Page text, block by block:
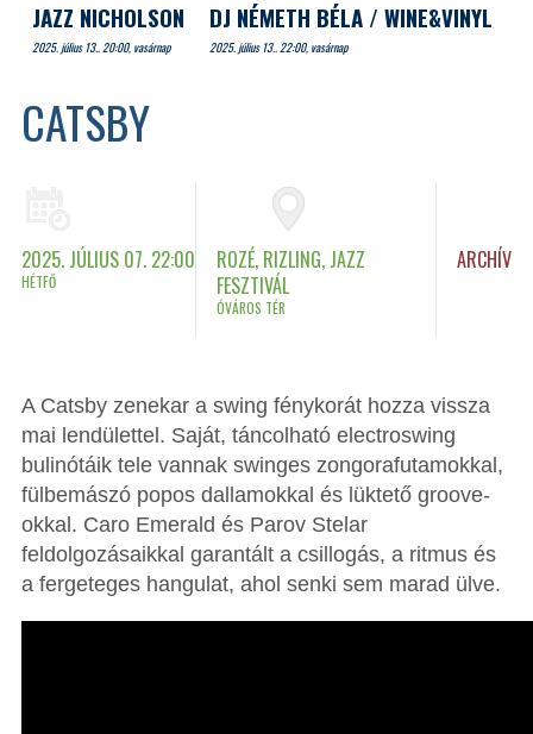
CATSBY
2025. JÚLIUS 07. 22:00
HÉTFŐ
ROZÉ, RIZLING, JAZZ
FESZTIVÁL
ÓVÁROS TÉR
ARCHÍV
A Catsby zenekar a swing fénykorát hozza vissza
mai lendülettel. Saját, táncolható electroswing
bulinótáik tele vannak swinges zongorafutamokkal,
fülbemászó popos dallamokkal és lüktető groove-
okkal. Caro Emerald és Parov Stelar
feldolgozásaikkal garantált a csillogás, a ritmus és
a fergeteges hangulat, ahol senki sem marad ülve.
JAZZ NICHOLSON
2025. július 13.. 20:00, vasárnap
DJ NÉMETH BÉLA / WINE&VINYL
2025. július 13.. 22:00, vasárnap